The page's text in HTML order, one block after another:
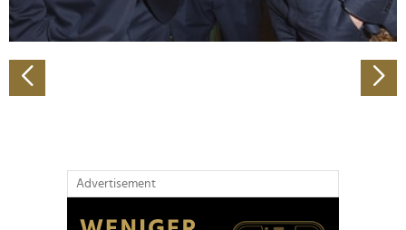
analysieren. Außerdem geben wir Informationen zu Ihrer
Verwendung unserer Website an unsere Partner für
Partner führen diese Informationen möglicherweise mit
weiteren Daten zusammen, die Sie ihnen bereitgestellt
Advertisement